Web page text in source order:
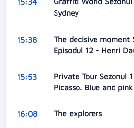
15:34
Sydney
15:38
The decisive moment
Episodul 12 - Henri
15:53
Private Tour Sezonul
Picasso. Blue and pink
16:08 The explorers